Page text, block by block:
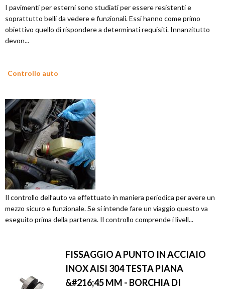
I pavimenti per esterni sono studiati per essere resistenti e
soprattutto belli da vedere e funzionali. Essi hanno come primo
obiettivo quello di rispondere a determinati requisiti. Innanzitutto
devon...
Controllo auto
Il controllo dell’auto va effettuato in maniera periodica per avere un
mezzo sicuro e funzionale. Se si intende fare un viaggio questo va
eseguito prima della partenza. Il controllo comprende i livell...
FISSAGGIO A PUNTO IN ACCIAIO
INOX AISI 304 TESTA PIANA
&#216;45 MM - BORCHIA DI